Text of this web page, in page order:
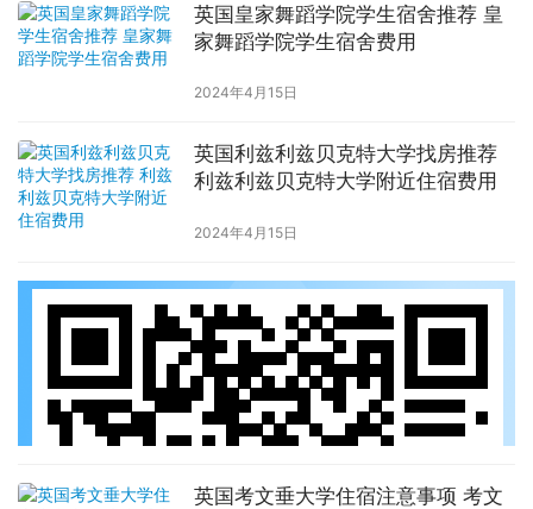
英国皇家舞蹈学院学生宿舍推荐 皇
家舞蹈学院学生宿舍费用
2024年4月15日
英国利兹利兹贝克特大学找房推荐
利兹利兹贝克特大学附近住宿费用
2024年4月15日
英国考文垂大学住宿注意事项 考文